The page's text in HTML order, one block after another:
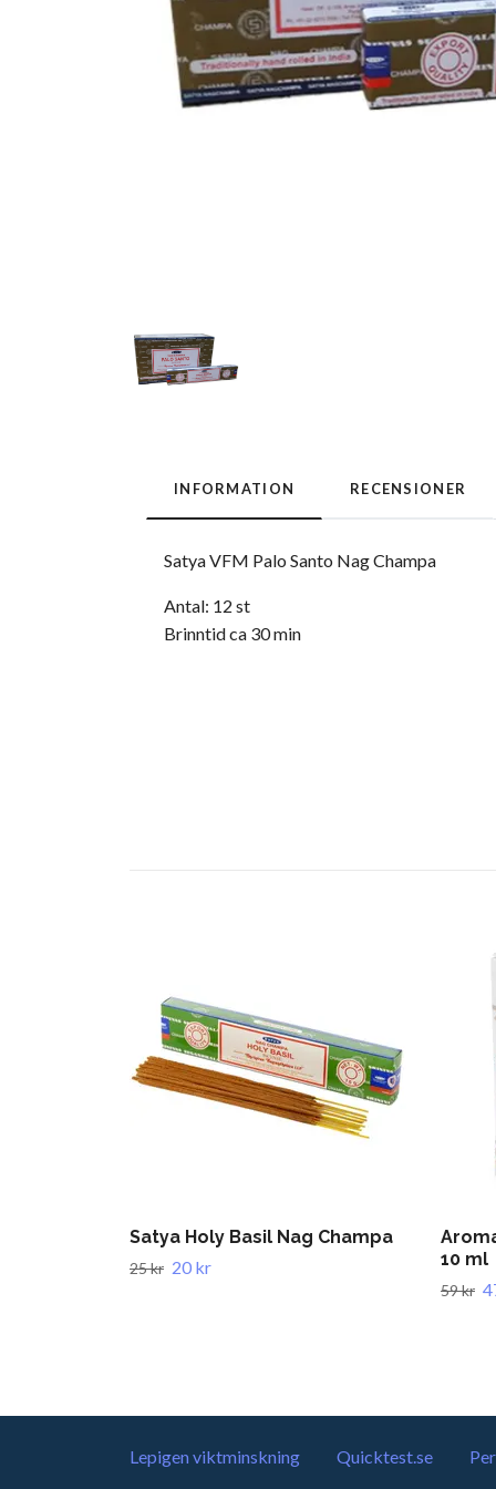
INFORMATION RECENSIONER
Satya VFM Palo Santo Nag Champa
Antal: 12 st
Brinntid ca 30 min
Satya Holy Basil Nag Champa
25 kr 20 kr
10 ml
59 kr
Lepigen viktminskning Quicktest.se